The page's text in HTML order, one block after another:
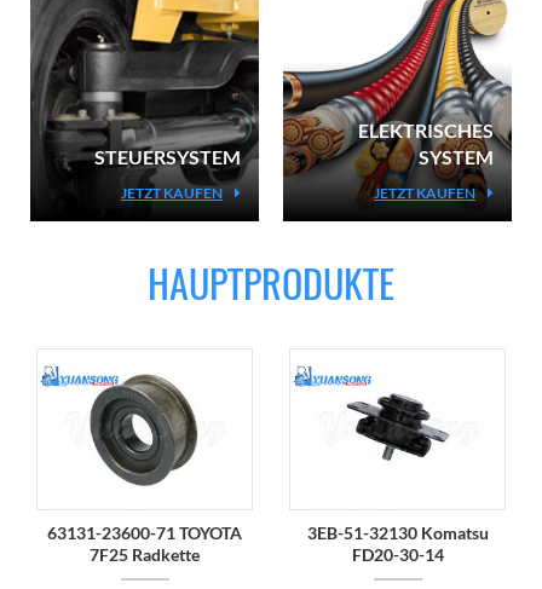
STEUERSYSTEM
JETZT KAUFEN
ELEKTRISCHES
SYSTEM
JETZT KAUFEN
HAUPTPRODUKTE
63131-23600-71 TOYOTA
7F25 Radkette
3EB-51-32130 Komatsu
FD20-30-14
Gummihalterung